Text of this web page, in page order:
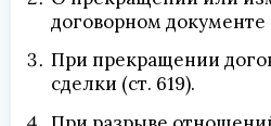
договорном документе
При прекращении
сделки (ст. 619).